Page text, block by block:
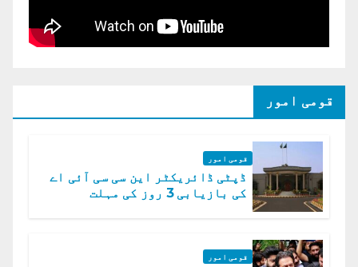
قومی امور
قومی امور
ڈپٹی ڈائریکٹر این سی سی آئی اے
کی بازیابی 3 روز کی مہلت
قومی امور